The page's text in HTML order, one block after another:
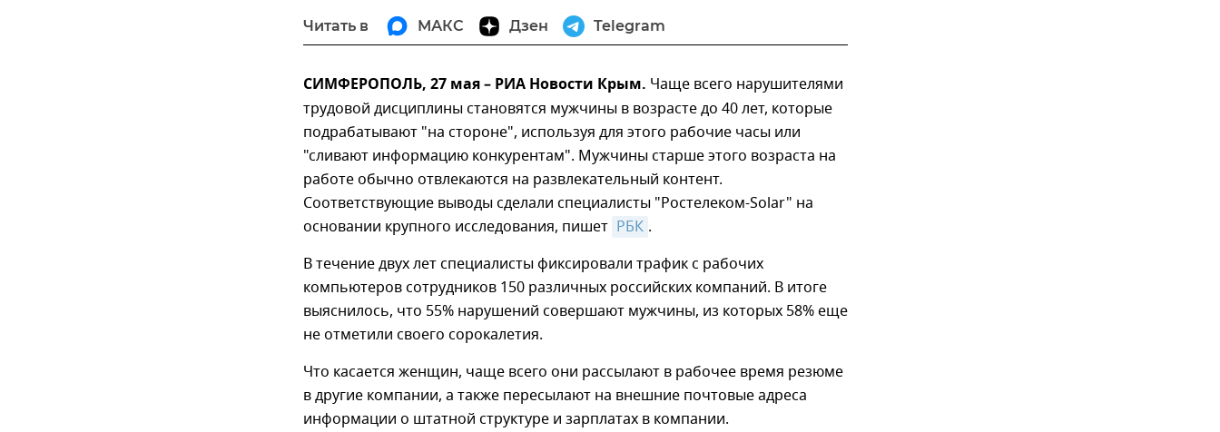
Читать в МАКС Дзен Telegram
СИМФЕРОПОЛЬ, 27 мая – РИА Новости Крым. Чаще всего нарушителями
трудовой дисциплины становятся мужчины в возрасте до 40 лет, которые
подрабатывают "на стороне", используя для этого рабочие часы или
"сливают информацию конкурентам". Мужчины старше этого возраста на
работе обычно отвлекаются на развлекательный контент.
Соответствующие выводы сделали специалисты "Ростелеком-Solar" на
основании крупного исследования, пишет РБК .
В течение двух лет специалисты фиксировали трафик с рабочих
компьютеров сотрудников 150 различных российских компаний. В итоге
выяснилось, что 55% нарушений совершают мужчины, из которых 58% еще
не отметили своего сорокалетия.
Что касается женщин, чаще всего они рассылают в рабочее время резюме
в другие компании, а также пересылают на внешние почтовые адреса
информации о штатной структуре и зарплатах в компании.